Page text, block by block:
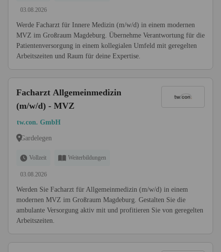
03.08.2026
Werde Facharzt für Innere Medizin (m/w/d) in einem modernen
MVZ im Großraum Magdeburg. Übernehme Verantwortung für die
Patientenversorgung in einem kollegialen Umfeld mit geregelten
Arbeitszeiten und Raum für deine Expertise.
Facharzt Allgemeinmedizin
(m/w/d) - MVZ
tw.con. GmbH
Gardelegen
Vollzeit Weiterbildungen
03.08.2026
Werden Sie Facharzt für Allgemeinmedizin (m/w/d) in einem
modernen MVZ im Großraum Magdeburg. Gestalten Sie die
ambulante Versorgung aktiv mit und profitieren Sie von geregelten
Arbeitszeiten.